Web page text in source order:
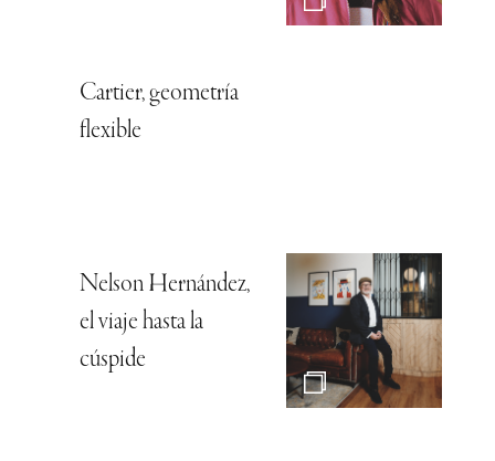
Cartier, geometría
flexible
Nelson Hernández,
el viaje hasta la
cúspide